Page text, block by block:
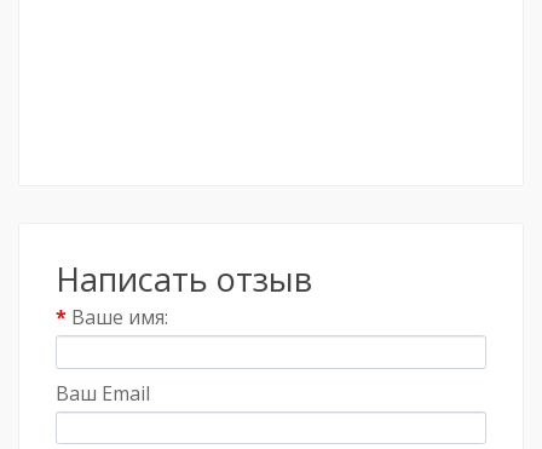
Написать отзыв
Ваше имя:
Ваш Email